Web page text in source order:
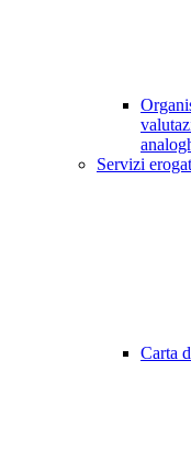
Servizi
Carta